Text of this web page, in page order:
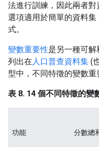
法進行訓練，因此兩者
選項適用於簡單的資料
式。
變數重要性是另一種可
列出在人口普查資料集 (
型中，不同特徵的變數重
表 8. 14 個不同特徵的變
功能 分數總